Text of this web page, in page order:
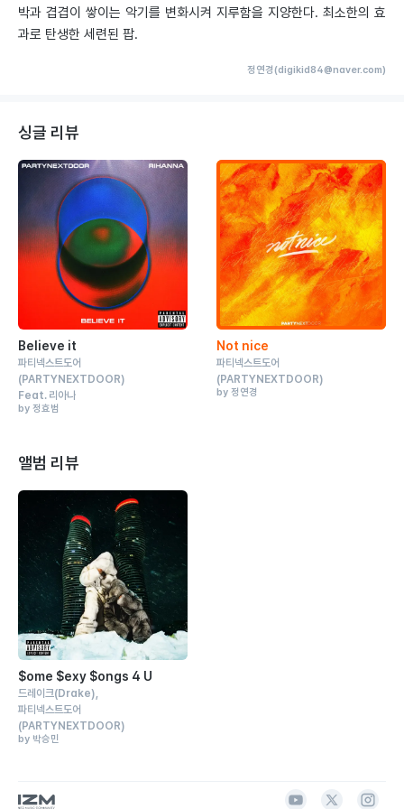
박과 겹겹이 쌓이는 악기를 변화시켜 지루함을 지양한다. 최소한의 효
과로 탄생한 세련된 팝.
정연경(digikid84@naver.com)
싱글 리뷰
Believe it
파티넥스트도어
(PARTYNEXTDOOR)
Feat. 리아나
by 정효범
Not nice
파티넥스트도어
(PARTYNEXTDOOR)
by 정연경
앨범 리뷰
$ome $exy $ongs 4 U
드레이크(Drake)
파티넥스트도어
(PARTYNEXTDOOR)
by 박승민